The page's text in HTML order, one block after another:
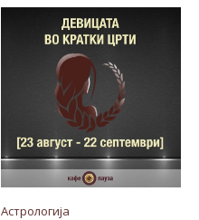
Астрологија